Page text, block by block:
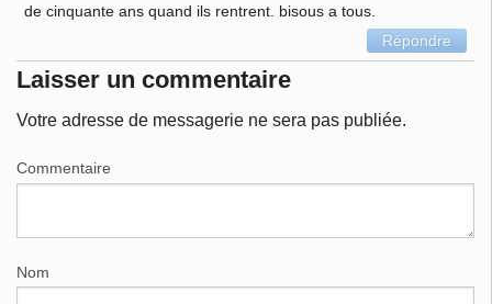
de cinquante ans quand ils rentrent. bisous a tous.
Répondre
Laisser un commentaire
Votre adresse de messagerie ne sera pas publiée.
Commentaire
Nom